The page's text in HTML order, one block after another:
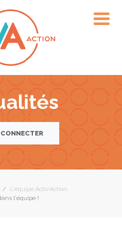
L'équipe Activ'Action
l'équipe !